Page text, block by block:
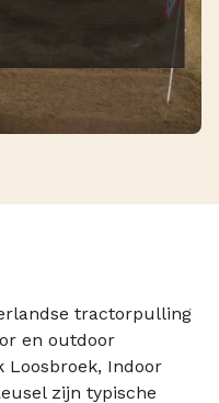
tractorpulling
en outdoor
Loosbroek, Indoor
zijn typische